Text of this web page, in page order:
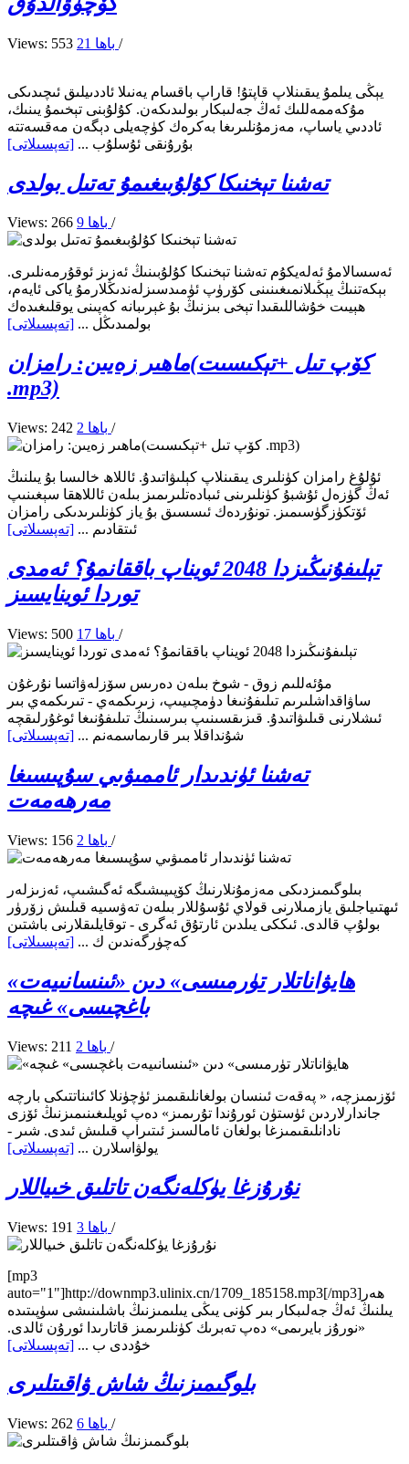
Views: 553 /
يېڭى يىلمۇ يىقىنلاپ قاپتۇ! قاراپ باقسام يەنىلا ئاددىيلىق ئىچىدىكى
مۇكەممەللىك ئەڭ جەلىبكار بولىدىكەن. كۇلۇبنى تېخىمۇ يىنىك،
ئاددىي ياساپ، مەزمۇنلىرىغا بەكرەك كۈچەيلى دېگەن مەقسەتتە
بۇرۇنقى ئۇسلۇب ... [تەپسىلاتى]
تەشنا تېخنىكا كۇلۇبىغىمۇ تەتىل بولدى
Views: 266 /
ئەسسالامۇ ئەلەيكۇم تەشنا تېخنىكا كۇلۇبىنىڭ ئەزىز ئوقۇرمەنلىرى.
بېكەتنىڭ يېڭىلانمىغىنىنى كۆرۈپ ئۈمىدسىزلەندىڭلارمۇ ياكى ئايەم،
ھېيىت خۇشاللىقىدا تېخى بىزنىڭ بۇ غېرىبانە كەپىنى يوقلىغىدەك
بولمىدىڭل ... [تەپسىلاتى]
ماھىر زەيىن: رامزان(كۆپ تىل +تېكىسىت
.mp3)
Views: 242 /
ئۇلۇغ رامزان كۈنلىرى يىقىنلاپ كېلىۋاتىدۇ. ئاللاھ خالىسا بۇ يىلنىڭ
ئەڭ گۈزەل ئۇشبۇ كۈنلىرىنى ئىبادەتلىرىمىز بىلەن ئاللاھقا سېغىنىپ
ئۆتكۈزگۈسىمىز. تونۇردەك ئىسسىق بۇ ياز كۈنلىرىدىكى رامزان
ئىتقادىم ... [تەپسىلاتى]
تېلىفۇنىڭىزدا 2048 ئويناپ باققانمۇ؟ ئەمدى
توردا ئوينايسىز
Views: 500 /
مۇئەللىم زوق - شوخ بىلەن دەرىس سۆزلەۋاتسا نۇرغۇن
ساۋاقداشلىرىم تىلىفۇنىغا دۈمچىيىپ، زىرىكمەي - تىرىكمەي بىر
ئىشلارنى قىلىۋاتىدۇ. قىزىقسىنىپ بىرسىنىڭ تىلىفۇنىغا ئوغۇرلىقچە
شۇنداقلا بىر قارىماسمەنم ... [تەپسىلاتى]
تەشنا ئۈندىدار ئاممىۋىي سۇپىسىغا
مەرھەمەت
Views: 156 /
بىلوگىمىزدىكى مەزمۇنلارنىڭ كۆپىيىشىگە ئەگىشىپ، ئەزىزلەر
ئىھتىياجلىق يازمىلارنى قولاي ئۇسۇللار بىلەن تەۋسىيە قىلىش زۆرۈر
بولۇپ قالدى. ئىككى يىلدىن ئارتۇق ئەگرى - توقايلىقلارنى باشتىن
كەچۈرگەندىن ك ... [تەپسىلاتى]
«ھايۋاناتلار تۈرمىسى» دىن «ئىنسانىيەت
باغچىسى» غىچە
Views: 211 /
ئۆزىمىزچە، « پەقەت ئىنسان بولغانلىقىمىز ئۈچۈنلا كائىناتتىكى بارچە
جاندارلاردىن ئۈستۈن ئورۇندا تۇرىمىز» دەپ ئويلىغىنىمىزنىڭ ئۆزى
نادانلىقىمىزغا بولغان ئامالسىز ئىتىراپ قىلىش ئىدى. شىر -
يولۋاسلارن ... [تەپسىلاتى]
نۇرۇزغا يۈكلەنگەن تاتلىق خىياللار
Views: 191 /
[mp3
auto="1"]http://downmp3.ulinix.cn/1709_185158.mp3[/mp3]ھەر
يىلنىڭ ئەڭ جەلىبكار بىر كۈنى يىڭى يىلىمىزنىڭ باشلىنىشى سۈپىتىدە
«نورۇز بايرىمى» دەپ تەبرىك كۈنلىرىمىز قاتارىدا ئورۇن ئالدى.
خۇددى ب ... [تەپسىلاتى]
بلوگىمىزنىڭ شاش ۋاقىتلىرى
Views: 262 /